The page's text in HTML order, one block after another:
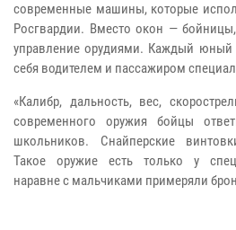
современные машины, которые
Росгвардии. Вместо окон —
управление орудиями. Каждый юный
себя водителем и пассажиром
«Калибр, дальность, вес,
современного оружия бойцы
школьников. Снайперские
Такое оружие есть только у
наравне с мальчиками примеряли